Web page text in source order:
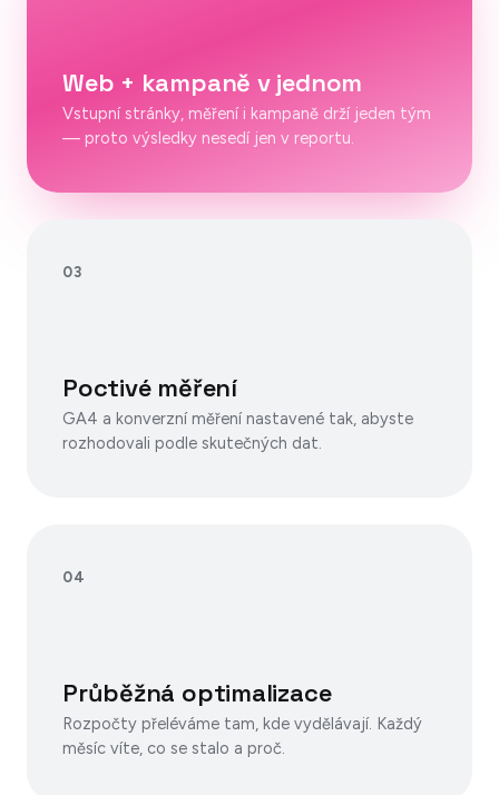
Web + kampaně v jednom
Vstupní stránky, měření i kampaně drží jeden tým
— proto výsledky nesedí jen v reportu.
03
Poctivé měření
GA4 a konverzní měření nastavené tak, abyste
rozhodovali podle skutečných dat.
04
Průběžná optimalizace
Rozpočty přeléváme tam, kde vydělávají. Každý
měsíc víte, co se stalo a proč.